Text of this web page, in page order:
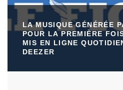
LA MUSIQUE GÉNÉRÉE
POUR LA PREMIÈRE
MIS EN LIGNE
DEEZER